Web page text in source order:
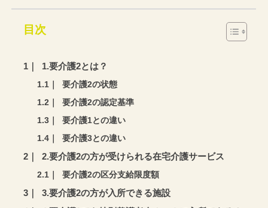
目次
1.要介護2とは？
要介護2の状態
要介護2の認定基準
要介護1との違い
要介護3との違い
2.要介護2の方が受けられる在宅介護サービス
要介護2の区分支給限度額
3.要介護2の方が入所できる施設